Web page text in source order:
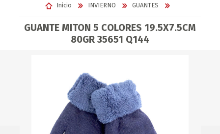
REGISTRARSE
LISTA DE DESEOS
Inicio INVIERNO GUANTES
GUANTE MITON 5 COLORES 19.5X7.5CM
80GR 35651 Q144